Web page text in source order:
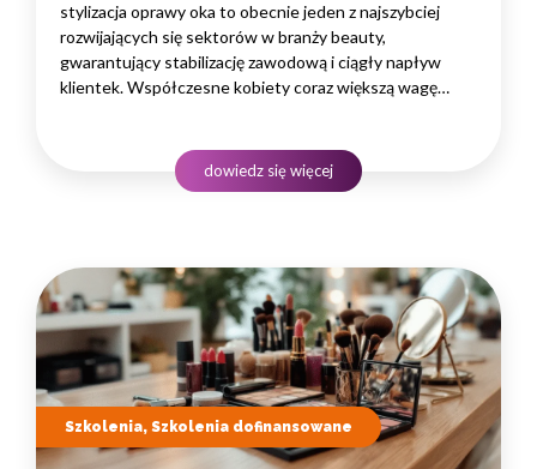
stylizacja oprawy oka to obecnie jeden z najszybciej
rozwijających się sektorów w branży beauty,
gwarantujący stabilizację zawodową i ciągły napływ
klientek. Współczesne kobiety coraz większą wagę
potrafią nadać twarzy charakteru poprzez perfekcyjną
geometrię czy pigmentację, stale…
dowiedz się więcej
Szkolenia, Szkolenia dofinansowane